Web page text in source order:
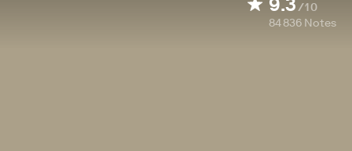
/10
84 836 Notes